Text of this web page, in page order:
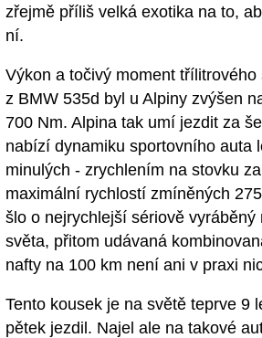
zřejmě příliš velká exotika na to,
ní.
Výkon a točivý moment
z BMW 535d byl u Alpiny zvýšen
700 Nm. Alpina tak umí jezdit za
nabízí dynamiku sportovního auta
minulých - zrychlením na stovku
maximální rychlostí zmíněných
šlo o nejrychlejší sériově vyráběný
světa, přitom udávaná
nafty na 100 km není ani v praxi
Tento kousek je na světě teprve 9
pětek jezdil. Najel ale na takové